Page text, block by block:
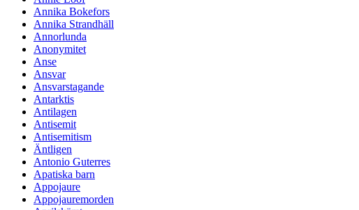
Annika Bokefors
Annika Strandhäll
Annorlunda
Anonymitet
Anse
Ansvar
Ansvarstagande
Antarktis
Antilagen
Antisemit
Antisemitism
Äntligen
Antonio Guterres
Apatiska barn
Appojaure
Appojauremorden